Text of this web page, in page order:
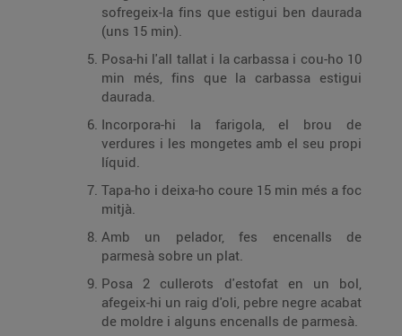
sofregeix-la fins que estigui ben daurada
(uns 15 min).
Posa-hi l'all tallat i la carbassa i cou-ho 10
min més, fins que la carbassa estigui
daurada.
Incorpora-hi la farigola, el brou de
verdures i les mongetes amb el seu propi
líquid.
Tapa-ho i deixa-ho coure 15 min més a foc
mitjà.
Amb un pelador, fes encenalls de
parmesà sobre un plat.
Posa 2 cullerots d'estofat en un bol,
afegeix-hi un raig d'oli, pebre negre acabat
de moldre i alguns encenalls de parmesà.